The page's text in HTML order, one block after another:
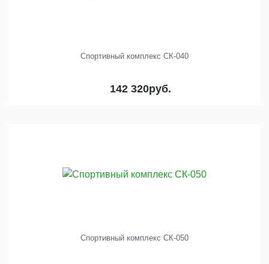
Спортивный комплекс СК-040
142 320руб.
Спортивный комплекс СК-050